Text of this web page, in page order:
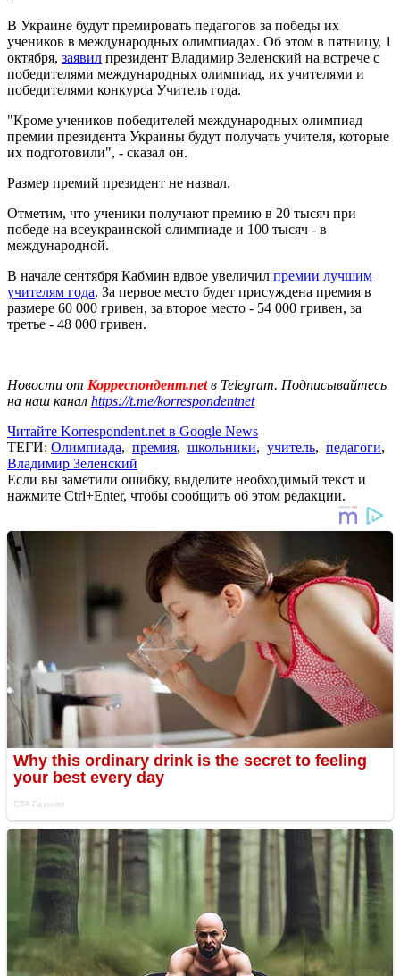
В Украине будут премировать педагогов за победы их
учеников в международных олимпиадах. Об этом в пятницу, 1
октября, заявил президент Владимир Зеленский на встрече с
победителями международных олимпиад, их учителями и
победителями конкурса Учитель года.
"Кроме учеников победителей международных олимпиад
премии президента Украины будут получать учителя, которые
их подготовили", - сказал он.
Размер премий президент не назвал.
Отметим, что ученики получают премию в 20 тысяч при
победе на всеукраинской олимпиаде и 100 тысяч - в
международной.
В начале сентября Кабмин вдвое увеличил премии лучшим
учителям года. За первое место будет присуждена премия в
размере 60 000 гривен, за второе место - 54 000 гривен, за
третье - 48 000 гривен.
Новости от Корреспондент.netв Telegram. Подписывайтесь
на наш канал https://t.me/korrespondentnet
Читайте Korrespondent.net в Google News
ТЕГИ: Олимпиада, премия, школьники, учитель, педагоги,
Владимир Зеленский
Если вы заметили ошибку, выделите необходимый текст и
нажмите Ctrl+Enter, чтобы сообщить об этом редакции.